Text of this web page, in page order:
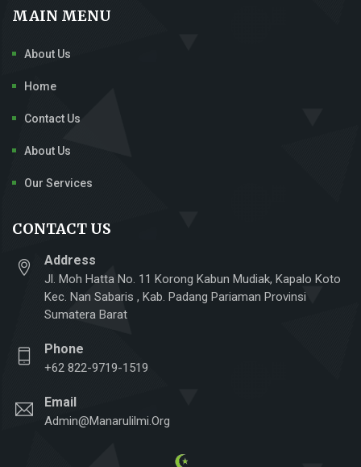
MAIN MENU
About Us
Home
Contact Us
About Us
Our Services
CONTACT US
Address
Jl. Moh Hatta No. 11 Korong Kabun Mudiak, Kapalo Koto
Kec. Nan Sabaris , Kab. Padang Pariaman Provinsi
Sumatera Barat
Phone
+62 822-9719-1519
Email
Admin@manarulilmi.org